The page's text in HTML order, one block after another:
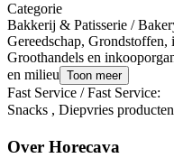
Categorie
Bakkerij & Patisserie /
Gereedschap,
Groothandels en
en milieu Toon meer
Fast Service / Fast Service:
Snacks , Diepvries producten
Over Horecava